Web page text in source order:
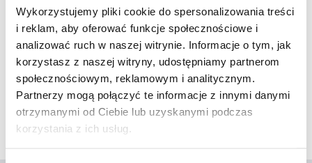
Wykorzystujemy pliki cookie do spersonalizowania treści
i reklam, aby oferować funkcje społecznościowe i
analizować ruch w naszej witrynie. Informacje o tym, jak
korzystasz z naszej witryny, udostępniamy partnerom
społecznościowym, reklamowym i analitycznym.
Partnerzy mogą połączyć te informacje z innymi danymi
otrzymanymi od Ciebie lub uzyskanymi podczas
korzystania z ich usług.
wypoczynku,
Podejmowanie inicjatyw na rzecz aktywności
zawodowej i społecznej młodzieży akademickiej,
Propagowanie i wdrażanie w środowisku
akademickim działań proekologicznych oraz
działań z zakresie edukacji ekologicznej,
Rozwijanie współpracy i współdziałanie z innymi
kołami i organizacjami studenckimi i
młodzieżowymi.